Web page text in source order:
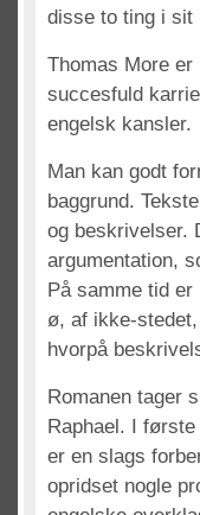
disse to ting i
Thomas More
succesfuld
engelsk kansler.
Man kan godt
baggrund.
og beskrivelser.
argumentation,
På samme tid er
ø, af ikke-
hvorpå
Romanen tager
Raphael. I
er en slags
opridset nogle